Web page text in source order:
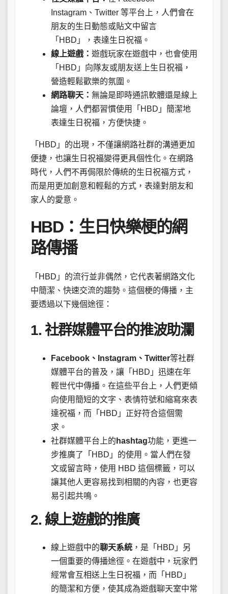
Instagram、Twitter 等平台上，人們會在
朋友的生日動態或貼文中留言
「HBD」，表達生日祝福。
線上遊戲： 遊戲玩家在遊戲中，也會使用
「HBD」向隊友或朋友送上生日祝福，
營造輕鬆歡樂的氛圍。
網路聊天： 無論是即時通訊軟體還是線上
論壇，人們都習慣使用「HBD」簡潔地
表達生日祝福，方便快捷。
「HBD」的出現，不僅讓網路社群的溝通更加
便捷，也讓生日祝福變得更具個性化。在網路
時代，人們不再侷限於傳統的生日祝福方式，
而是用更加創意和輕鬆的方式，表達對朋友和
家人的愛意。
HBD：生日快樂梗的網
路傳播
「HBD」的流行並非偶然，它代表著網路文化
中簡潔、快速交流的趨勢。這個梗的傳播，主
要透過以下幾個途徑：
1. 社群媒體平台的推波助瀾
Facebook、Instagram、Twitter等社群
媒體平台的普及，讓「HBD」迅速在年
輕世代中傳播。在這些平台上，人們更傾
向使用簡短的文字、表情符號和縮寫來表
達祝福，而「HBD」正好符合這個需
求。
社群媒體平台上的 hashtag功能，更進一
步推廣了「HBD」的使用。當人們在發
文或留言時，使用 HBD 這個標籤，可以
讓其他人更容易找到相關的內容，也更容
易引起共鳴。
2. 線上遊戲的推廣
線上遊戲中的聊天系統 ，是「HBD」另
一個重要的傳播途徑。在遊戲中，玩家們
經常會互相送上生日祝福，而「HBD」
的簡潔和方便，使其成為遊戲聊天室中常